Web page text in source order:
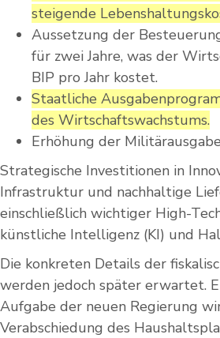
steigende
Aussetzung der
für zwei Jahre, was der
BIP pro Jahr kostet.
Staatliche
des Wirtschaftswachstums.
Erhöhung der
Strategische Investitionen in
Infrastruktur und nachhaltige
einschließlich wichtiger High-
künstliche Intelligenz (KI) und
Die konkreten Details der
werden jedoch später erwartet.
Aufgabe der neuen Regierung
Verabschiedung des